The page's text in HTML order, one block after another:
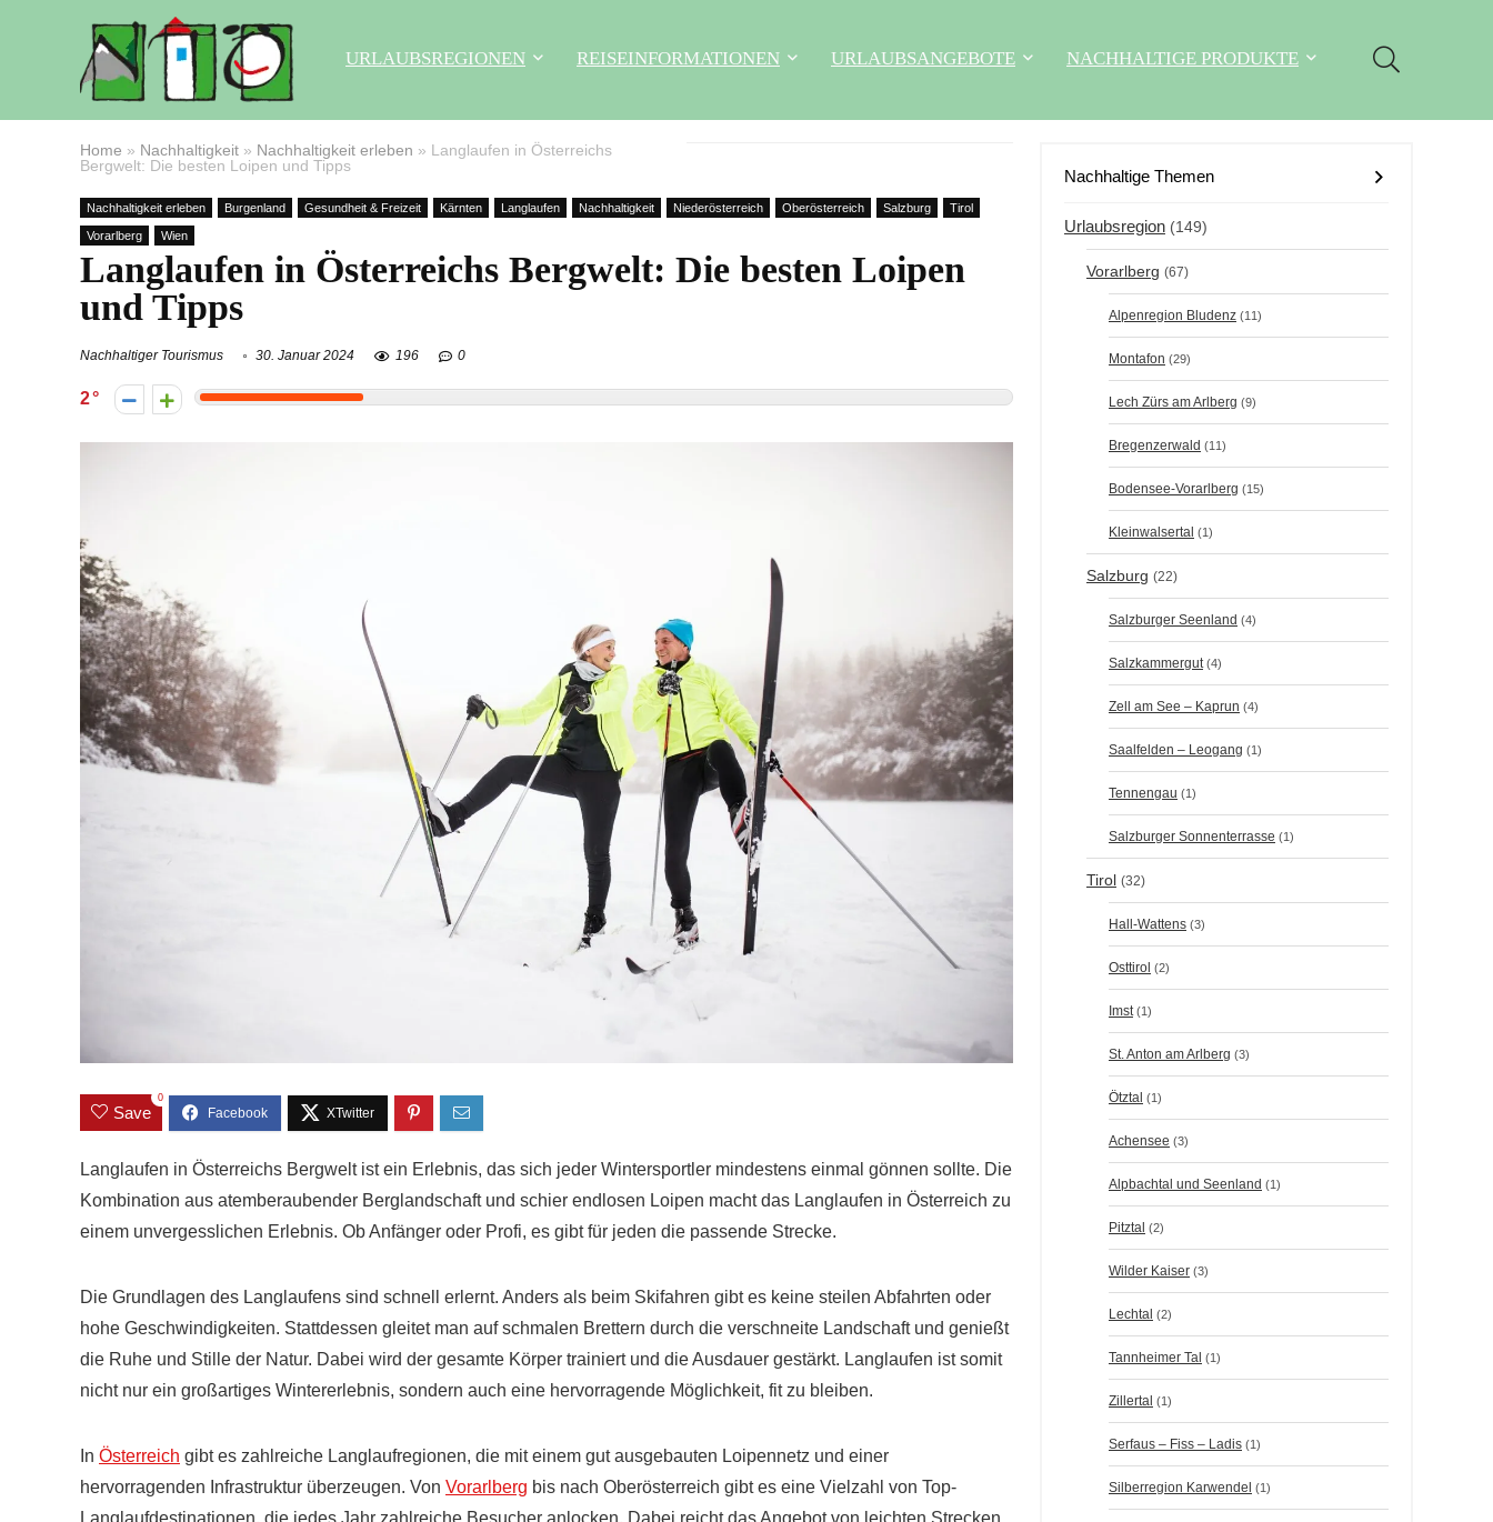
URLAUBSREGIONEN REISEINFORMATIONEN URLAUBSANGEBOTE NACHHALTIGE PRODUKTE
Home » Nachhaltigkeit » Nachhaltigkeit erleben » Langlaufen in Österreichs
Bergwelt: Die besten Loipen und Tipps
Nachhaltigkeit erleben Burgenland Gesundheit & Freizeit Kärnten Langlaufen Nachhaltigkeit Niederösterreich Oberösterreich Salzburg Tirol
Vorarlberg Wien
Langlaufen in Österreichs Bergwelt: Die besten Loipen
und Tipps
Nachhaltiger Tourismus 30. Januar 2024 196 0
2
Save
0
Langlaufen in Österreichs Bergwelt ist ein Erlebnis, das sich jeder Wintersportler mindestens einmal gönnen sollte. Die
Kombination aus atemberaubender Berglandschaft und schier endlosen Loipen macht das Langlaufen in Österreich zu
einem unvergesslichen Erlebnis. Ob Anfänger oder Profi, es gibt für jeden die passende Strecke.
Die Grundlagen des Langlaufens sind schnell erlernt. Anders als beim Skifahren gibt es keine steilen Abfahrten oder
hohe Geschwindigkeiten. Stattdessen gleitet man auf schmalen Brettern durch die verschneite Landschaft und genießt
die Ruhe und Stille der Natur. Dabei wird der gesamte Körper trainiert und die Ausdauer gestärkt. Langlaufen ist somit
nicht nur ein großartiges Wintererlebnis, sondern auch eine hervorragende Möglichkeit, fit zu bleiben.
In Österreich gibt es zahlreiche Langlaufregionen, die mit einem gut ausgebauten Loipennetz und einer
hervorragenden Infrastruktur überzeugen. Von Vorarlberg bis nach Oberösterreich gibt es eine Vielzahl von Top-
Nachhaltige Themen
Urlaubsregion (149)
Vorarlberg (67)
Alpenregion Bludenz (11)
Montafon (29)
Lech Zürs am Arlberg (9)
Bregenzerwald (11)
Bodensee-Vorarlberg (15)
Kleinwalsertal (1)
Salzburg (22)
Salzburger Seenland (4)
Salzkammergut (4)
Zell am See – Kaprun (4)
Saalfelden – Leogang (1)
Tennengau (1)
Salzburger Sonnenterrasse (1)
Tirol (32)
Hall-Wattens (3)
Osttirol (2)
Imst (1)
St. Anton am Arlberg (3)
Ötztal (1)
Achensee (3)
Alpbachtal und Seenland (1)
Pitztal (2)
Wilder Kaiser (3)
Lechtal (2)
Tannheimer Tal (1)
Zillertal (1)
Serfaus – Fiss – Ladis (1)
Silberregion Karwendel (1)